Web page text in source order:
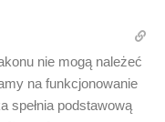
nie mogą należeć
na funkcjonowanie
spełnia podstawową